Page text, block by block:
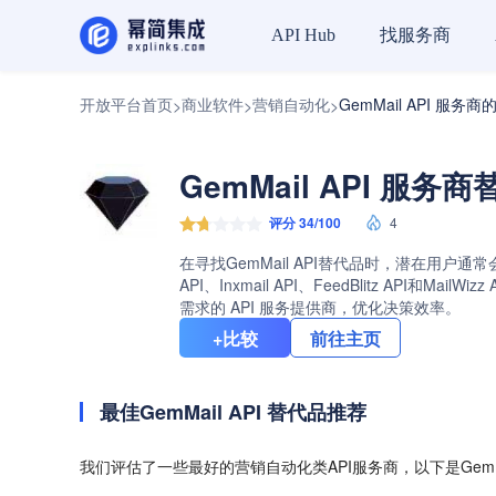
API Hub 找服务商
开放平台首页>商业软件>营销自动化>GemMail API 服务商
GemMail API 服务商
评分 34/100 4
在寻找GemMail API替代品时，潜在用户通
API、Inxmail API、FeedBlitz API和MailWizz
需求的 API 服务提供商，优化决策效率。
+比较 前往主页
最佳GemMail API 替代品推荐
我们评估了一些最好的营销自动化类API服务商，以下是